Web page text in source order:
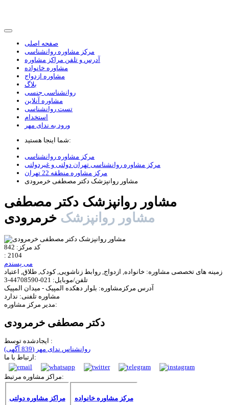
صفحه اصلی
مرکز مشاوره روانشناسی
آدرس و تلفن مراکز مشاوره
مشاوره خانواده
مشاوره ازدواج
بلاگ
روانشناسی جنسی
مشاوره آنلاین
تست روانشناسی
استخدام
ورود به ندای مهر
شما اینجا هستید:
مرکز مشاوره روانشناسی
مرکز مشاوره روانشناسی تهران دولتی و غیردولتی
مرکز مشاوره منطقه 22 تهران
مشاور روانپزشک دکتر مصطفی خرمرودی
مشاور روانپزشک دکتر مصطفی
مشاور روانپزشک
کد مرکز: 842
: 2104
می پسندم
زمینه های تخصصی مشاوره: خانواده, ازدواج, روابط زناشویی, کودک, طلاق, اعتیاد
تلفن/موبایل: 021-44708590-3
آدرس مرکزمشاوره: بلوار دهکده المپیک - میدان المپیک
مشاوره تلفنی: ندارد
مدیر مرکز مشاوره:
دکتر مصطفی خرمرودی
ایجادشده توسط :
روانشناس ندای مهر (839 آگهی)
ارتباط با ما:
مراکز مشاوره مرتبط:
مراکز مشاوره دولتی مرکز مشاوره خانواده